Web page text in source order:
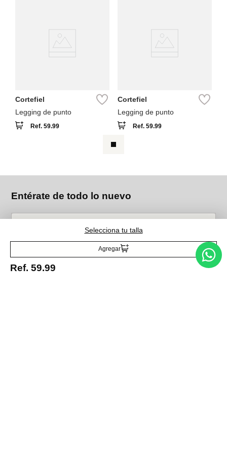
Selecciona tu talla
Agregar
Ref. 59.99
Cortefiel
Legging de punto
Ref.59.99
Cortefiel
Legging de punto
Ref. 59.99
Entérate de todo lo nuevo
Acepto la política de tratamiento de datos personales Suscribirse
Acerca de nosotros